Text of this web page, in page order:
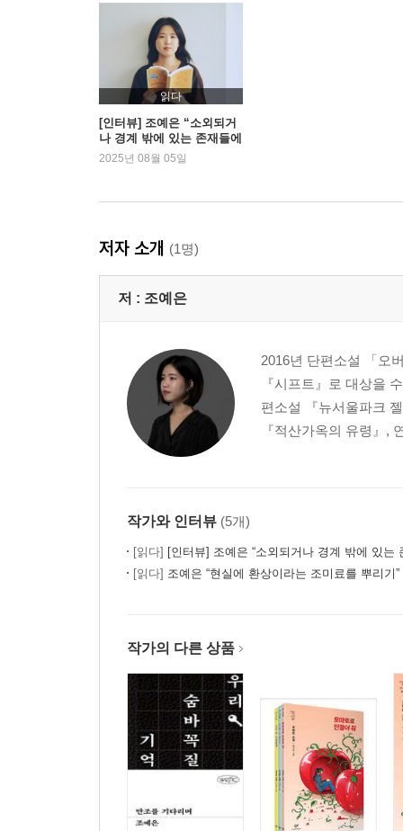
읽다
[인터뷰] 조예은 “소외되거
나 경계 밖에 있는 존재들에
게 서사를 부여하는 게 이야
2025년 08월 05일
저자 소개 (1명)
저 : 조예은
2016년 단편소설 「오
『시프트』로 대상을
편소설 『뉴서울파크
『적산가옥의 유령』,
작가와 인터뷰 (5개)
[읽다] [인터뷰] 조예은 “소외되거나 경계 밖에 있는 존재들에게 서사를 부여하는
[읽다] 조예은 “현실에 환상이라는 조미료를 뿌리기”
작가의 다른 상품